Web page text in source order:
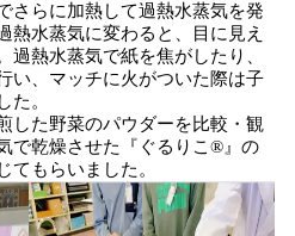
さらに加熱して過熱水蒸気を発
熱水蒸気に変わると、目に見え
過熱水蒸気で紙を焦がしたり、
い、マッチに火がついた際は子
た。
した野菜のパウダーを比較・観
で乾燥させた『ぐるりこ®』の
てもらいました。